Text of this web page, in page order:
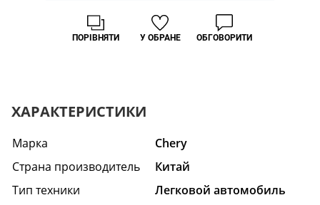
У ОБРАНЕ
ПОРІВНЯТИ ОБГОВОРИТИ
ХАРАКТЕРИСТИКИ
Марка
Chery
Страна производитель
Китай
Тип техники
Легковой автомобиль